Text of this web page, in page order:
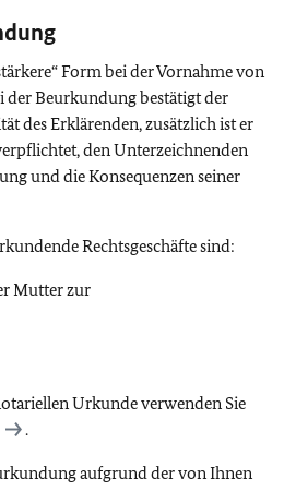
Form bei der Vornahme von
der Beurkundung bestätigt der
des Erklärenden, zusätzlich ist er
den Unterzeichnenden
und die Konsequenzen seiner
Rechtsgeschäfte sind:
Mutter zur
Urkunde verwenden Sie
.
aufgrund der von Ihnen